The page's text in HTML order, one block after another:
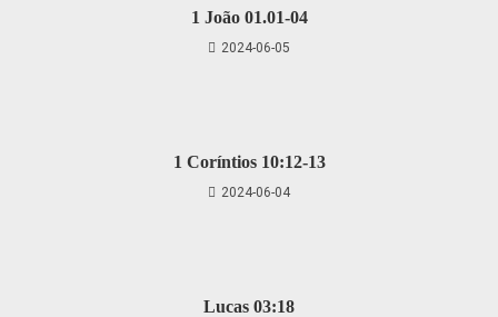
1 João 01.01-04
2024-06-05
1 Coríntios 10:12-13
2024-06-04
Lucas 03:18